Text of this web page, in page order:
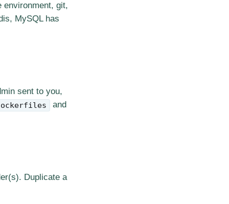
environment, git,
MySQL has
sent to you,
and
Duplicate a